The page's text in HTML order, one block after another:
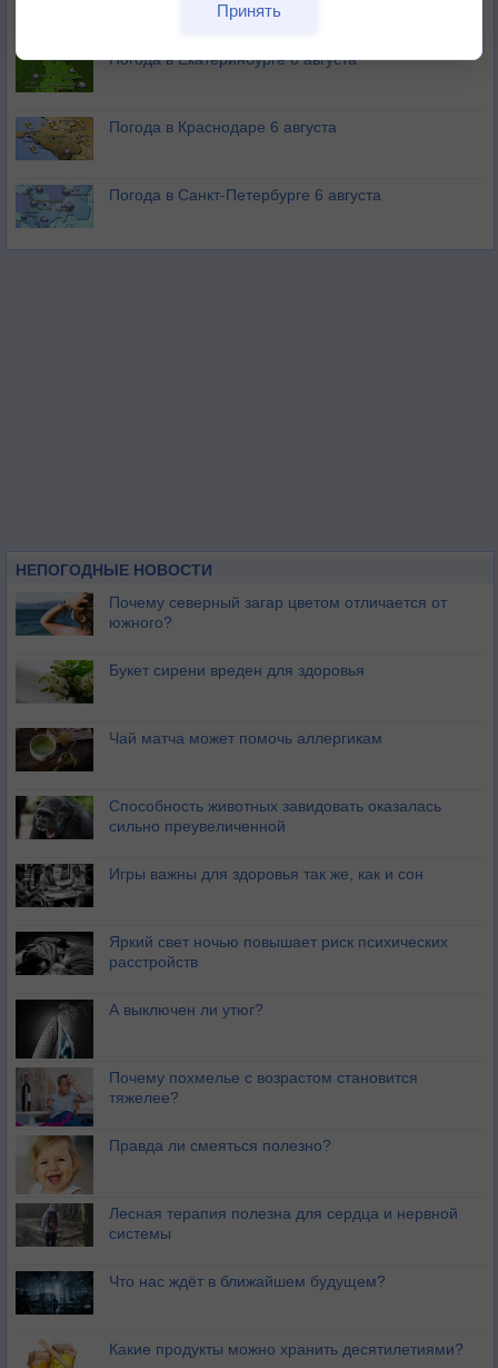
Погода в Екатеринбурге 6 августа
Погода в Краснодаре 6 августа
Погода в Санкт-Петербурге 6 августа
НЕПОГОДНЫЕ НОВОСТИ
Почему северный загар цветом отличается от
южного?
Букет сирени вреден для здоровья
Чай матча может помочь аллергикам
Способность животных завидовать оказалась
сильно преувеличенной
Игры важны для здоровья так же, как и сон
Яркий свет ночью повышает риск психических
расстройств
А выключен ли утюг?
Почему похмелье с возрастом становится
тяжелее?
Правда ли смеяться полезно?
Лесная терапия полезна для сердца и нервной
системы
Что нас ждёт в ближайшем будущем?
Какие продукты можно хранить десятилетиями?
Принять